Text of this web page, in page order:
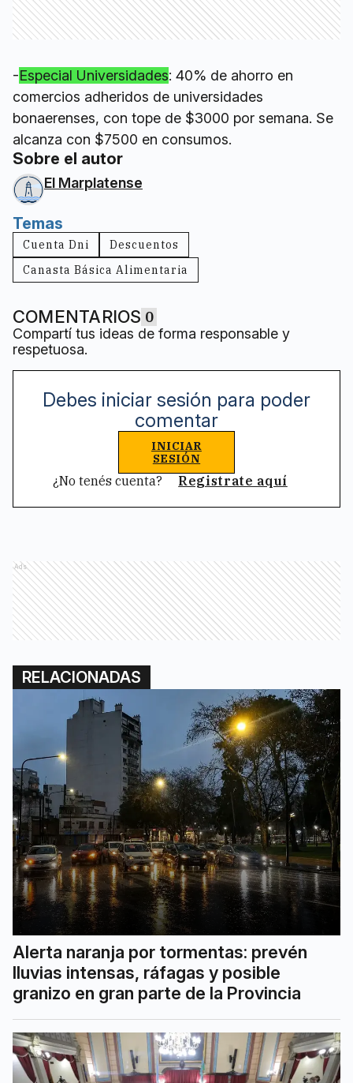
-Especial Universidades: 40% de ahorro en
comercios adheridos de universidades
bonaerenses, con tope de $3000 por semana. Se
alcanza con $7500 en consumos.
Sobre el autor
El Marplatense
Temas
Cuenta Dni
Descuentos
Canasta Básica Alimentaria
COMENTARIOS 0
Compartí tus ideas de forma responsable y
respetuosa.
Debes iniciar sesión para poder
comentar
INICIAR
SESIÓN
¿No tenés cuenta? Registrate aquí
Ads
RELACIONADAS
Alerta naranja por tormentas: prevén
lluvias intensas, ráfagas y posible
granizo en gran parte de la Provincia